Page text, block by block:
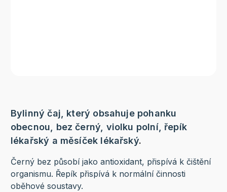
Bylinný čaj, který obsahuje pohanku
obecnou, bez černý, violku polní, řepík
lékařský a měsíček lékařský.
Černý bez působí jako antioxidant, přispívá k čištění
organismu. Řepík přispívá k normální činnosti
oběhové soustavy.